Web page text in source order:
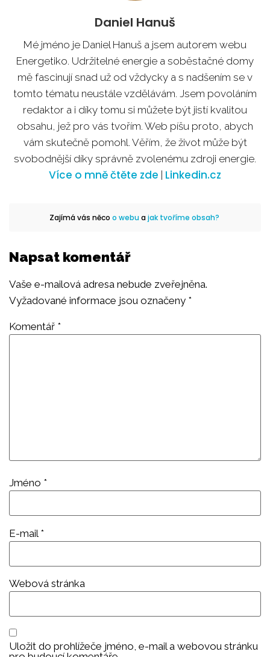
Daniel Hanuš
Mé jméno je Daniel Hanuš a jsem autorem webu
Energetiko. Udržitelné energie a soběstačné domy
mě fascinují snad už od vždycky a s nadšením se v
tomto tématu neustále vzdělávám. Jsem povoláním
redaktor a i díky tomu si můžete být jistí kvalitou
obsahu, jež pro vás tvořím. Web píšu proto, abych
vám skutečně pomohl. Věřím, že život může být
svobodnější díky správně zvolenému zdroji energie.
Více o mně čtěte zde | Linkedin.cz
Zajímá vás něco o webuajak tvoříme obsah?
Napsat komentář
Vaše e-mailová adresa nebude zveřejněna.
Vyžadované informace jsou označeny *
Komentář *
Jméno *
E-mail *
Webová stránka
Uložit do prohlížeče jméno, e-mail a webovou stránku